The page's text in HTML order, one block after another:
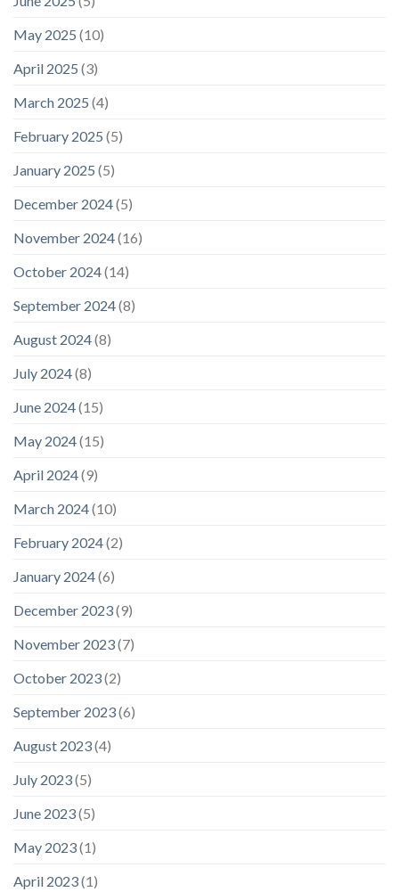
May 2025 (10)
April 2025 (3)
March 2025 (4)
February 2025 (5)
January 2025 (5)
December 2024(5)
November 2024(16)
October 2024(14)
September 2024(8)
August 2024(8)
July 2024(8)
June 2024(15)
May 2024(15)
April 2024(9)
March 2024(10)
February 2024(2)
January 2024(6)
December 2023(9)
November 2023(7)
October 2023(2)
September 2023(6)
August 2023(4)
July 2023(5)
June 2023(5)
May 2023(1)
April 2023(1)